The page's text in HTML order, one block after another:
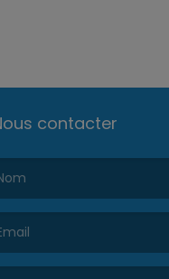
contacter